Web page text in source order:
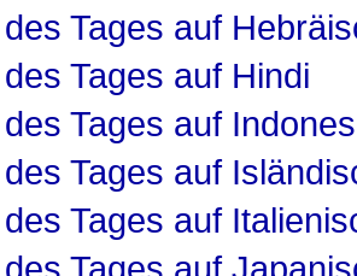
Tages auf
Tages auf Hindi
Tages auf
Tages auf
Tages auf